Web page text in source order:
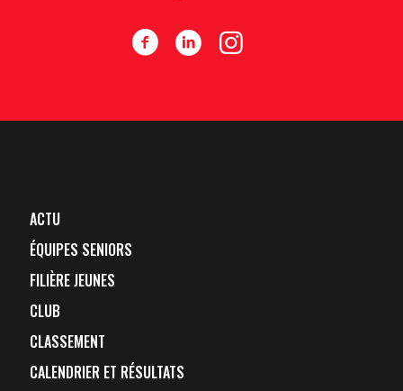
ACTU
ÉQUIPES SENIORS
FILIÈRE JEUNES
CLUB
CLASSEMENT
CALENDRIER ET RÉSULTATS